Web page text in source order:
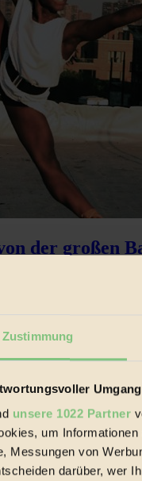
Zustimmung
unsere 1022 Partner
um
Messungen von
darüber, wer
der großen
– Regisseurin Bess